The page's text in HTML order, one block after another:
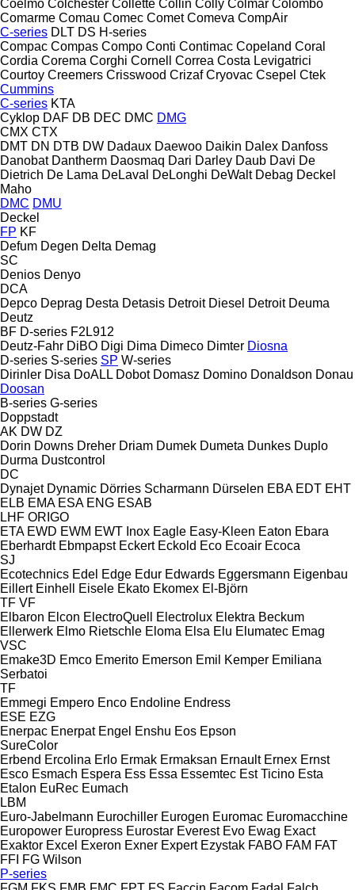
Coelmo Colchester Collette Collin Colly Colmar Colombo
Comarme Comau Comec Comet Comeva CompAir
C-series DLT DS H-series
Compac Compas Compo Conti Contimac Copeland Coral
Cordia Corema Corghi Cornell Correa Costa Levigatrici
Courtoy Creemers Crisswood Crizaf Cryovac Csepel Ctek
Cummins
C-series KTA
Cyklop DAF DB DEC DMC DMG
CMX CTX
DMT DN DTB DW Dadaux Daewoo Daikin Dalex Danfoss
Danobat Dantherm Daosmaq Dari Darley Daub Davi De
Dietrich De Lama DeLaval DeLonghi DeWalt Debag Deckel
Maho
DMC DMU
Deckel
FP KF
Defum Degen Delta Demag
SC
Denios Denyo
DCA
Depco Deprag Desta Detasis Detroit Diesel Detroit Deuma
Deutz
BF D-series F2L912
Deutz-Fahr DiBO Digi Dima Dimeco Dimter Diosna
D-series S-series SP W-series
Dirinler Disa DoALL Dobot Domasz Domino Donaldson Donau
Doosan
B-series G-series
Doppstadt
AK DW DZ
Dorin Downs Dreher Driam Dumek Dumeta Dunkes Duplo
Durma Dustcontrol
DC
Dynajet Dynamic Dörries Scharmann Dürselen EBA EDT EHT
ELB EMA ESA ENG ESAB
LHF ORIGO
ETA EWD EWM EWT Inox Eagle Easy-Kleen Eaton Ebara
Eberhardt Ebmpapst Eckert Eckold Eco Ecoair Ecoca
SJ
Ecotechnics Edel Edge Edur Edwards Eggersmann Eigenbau
Eillert Einhell Eisele Ekato Ekomex El-Björn
TF VF
Elbaron Elcon ElectroQuell Electrolux Elektra Beckum
Ellerwerk Elmo Rietschle Eloma Elsa Elu Elumatec Emag
VSC
Emake3D Emco Emerito Emerson Emil Kemper Emiliana
Serbatoi
TF
Emmegi Empero Enco Endoline Endress
ESE EZG
Enerpac Enerpat Engel Enshu Eos Epson
SureColor
Erbend Ercolina Erlo Ermak Ermaksan Ernault Ernex Ernst
Esco Esmach Espera Ess Essa Essemtec Est Ticino Esta
Etalon EuRec Eumach
LBM
Euro-Jabelmann Eurochiller Eurogen Euromac Euromacchine
Europower Europress Eurostar Everest Evo Ewag Exact
Exaktor Excel Exeron Exner Expert Ezystak FABO FAM FAT
FFI FG Wilson
P-series